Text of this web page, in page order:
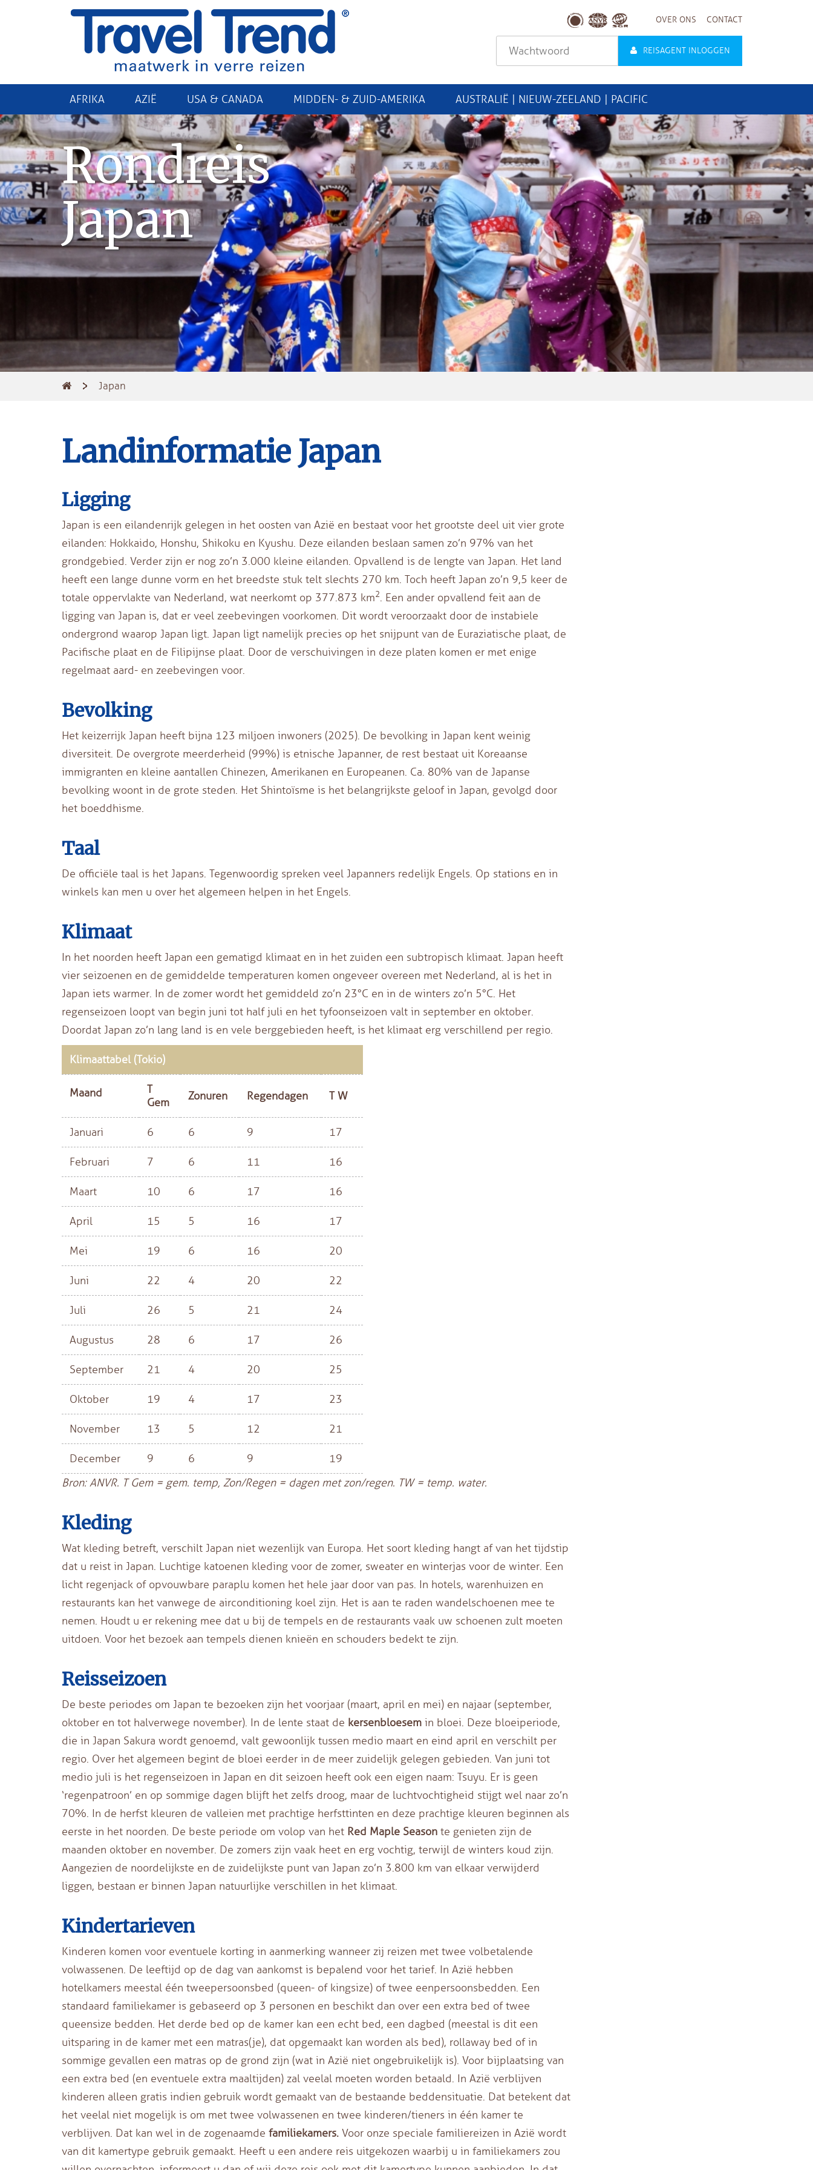
OVER ONS CONTACT
REISAGENT INLOGGEN
AFRIKA AZIË USA & CANADA MIDDEN- & ZUID-AMERIKA AUSTRALIË | NIEUW-ZEELAND | PACIFIC
Rondreis
Japan
Japan
Landinformatie Japan
Ligging
Japan is een eilandenrijk gelegen in het oosten van Azië en bestaat voor het grootste deel uit vier grote
eilanden: Hokkaido, Honshu, Shikoku en Kyushu. Deze eilanden beslaan samen zo’n 97% van het
grondgebied. Verder zijn er nog zo’n 3.000 kleine eilanden. Opvallend is de lengte van Japan. Het land
heeft een lange dunne vorm en het breedste stuk telt slechts 270 km. Toch heeft Japan zo’n 9,5 keer de
totale oppervlakte van Nederland, wat neerkomt op 377.873 km2. Een ander opvallend feit aan de
ligging van Japan is, dat er veel zeebevingen voorkomen. Dit wordt veroorzaakt door de instabiele
ondergrond waarop Japan ligt. Japan ligt namelijk precies op het snijpunt van de Euraziatische plaat, de
Pacifische plaat en de Filipijnse plaat. Door de verschuivingen in deze platen komen er met enige
regelmaat aard- en zeebevingen voor.
Bevolking
Het keizerrijk Japan heeft bijna 123 miljoen inwoners (2025). De bevolking in Japan kent weinig
diversiteit. De overgrote meerderheid (99%) is etnische Japanner, de rest bestaat uit Koreaanse
immigranten en kleine aantallen Chinezen, Amerikanen en Europeanen. Ca. 80% van de Japanse
bevolking woont in de grote steden. Het Shintoïsme is het belangrijkste geloof in Japan, gevolgd door
het boeddhisme.
Taal
De officiële taal is het Japans. Tegenwoordig spreken veel Japanners redelijk Engels. Op stations en in
winkels kan men u over het algemeen helpen in het Engels.
Klimaat
In het noorden heeft Japan een gematigd klimaat en in het zuiden een subtropisch klimaat. Japan heeft
vier seizoenen en de gemiddelde temperaturen komen ongeveer overeen met Nederland, al is het in
Japan iets warmer. In de zomer wordt het gemiddeld zo’n 23°C en in de winters zo’n 5°C. Het
regenseizoen loopt van begin juni tot half juli en het tyfoonseizoen valt in september en oktober.
Doordat Japan zo’n lang land is en vele berggebieden heeft, is het klimaat erg verschillend per regio.
Klimaattabel (Tokio)
Maand
T
Gem
Zonuren Regendagen T W
Januari 6 6 9 17
Februari 7 6 11 16
Maart 10 6 17 16
April 15 5 16 17
Mei 19 6 16 20
Juni 22 4 20 22
Juli 26 5 21 24
Augustus 28 6 17 26
September 21 4 20 25
Oktober 19 4 17 23
November 13 5 12 21
December 9 6 9
19
Bron: ANVR. T Gem = gem. temp, Zon/Regen = dagen met zon/regen. TW = temp. water.
Kleding
Wat kleding betreft, verschilt Japan niet wezenlijk van Europa. Het soort kleding hangt af van het tijdstip
dat u reist in Japan. Luchtige katoenen kleding voor de zomer, sweater en winterjas voor de winter. Een
licht regenjack of opvouwbare paraplu komen het hele jaar door van pas. In hotels, warenhuizen en
restaurants kan het vanwege de airconditioning koel zijn. Het is aan te raden wandelschoenen mee te
nemen. Houdt u er rekening mee dat u bij de tempels en de restaurants vaak uw schoenen zult moeten
uitdoen. Voor het bezoek aan tempels dienen knieën en schouders bedekt te zijn.
Reisseizoen
De beste periodes om Japan te bezoeken zijn het voorjaar (maart, april en mei) en najaar (september,
oktober en tot halverwege november). In de lente staat de kersenbloesem in bloei. Deze bloeiperiode,
die in Japan Sakura wordt genoemd, valt gewoonlijk tussen medio maart en eind april en verschilt per
regio. Over het algemeen begint de bloei eerder in de meer zuidelijk gelegen gebieden. Van juni tot
medio juli is het regenseizoen in Japan en dit seizoen heeft ook een eigen naam: Tsuyu. Er is geen
‘regenpatroon’ en op sommige dagen blijft het zelfs droog, maar de luchtvochtigheid stijgt wel naar zo’n
70%. In de herfst kleuren de valleien met prachtige herfsttinten en deze prachtige kleuren beginnen als
eerste in het noorden. De beste periode om volop van het Red Maple Season te genieten zijn de
maanden oktober en november. De zomers zijn vaak heet en erg vochtig, terwijl de winters koud zijn.
Aangezien de noordelijkste en de zuidelijkste punt van Japan zo’n 3.800 km van elkaar verwijderd
liggen, bestaan er binnen Japan natuurlijke verschillen in het klimaat.
Kindertarieven
Kinderen komen voor eventuele korting in aanmerking wanneer zij reizen met twee volbetalende
volwassenen. De leeftijd op de dag van aankomst is bepalend voor het tarief. In Azië hebben
hotelkamers meestal één tweepersoonsbed (queen- of kingsize) of twee eenpersoonsbedden. Een
standaard familiekamer is gebaseerd op 3 personen en beschikt dan over een extra bed of twee
queensize bedden. Het derde bed op de kamer kan een echt bed, een dagbed (meestal is dit een
uitsparing in de kamer met een matras(je), dat opgemaakt kan worden als bed), rollaway bed of in
sommige gevallen een matras op de grond zijn (wat in Azië niet ongebruikelijk is). Voor bijplaatsing van
een extra bed (en eventuele extra maaltijden) zal veelal moeten worden betaald. In Azië verblijven
kinderen alleen gratis indien gebruik wordt gemaakt van de bestaande beddensituatie. Dat betekent dat
het veelal niet mogelijk is om met twee volwassenen en twee kinderen/tieners in één kamer te
verblijven. Dat kan wel in de zogenaamde familiekamers. Voor onze speciale familiereizen in Azië wordt
van dit kamertype gebruik gemaakt. Heeft u een andere reis uitgekozen waarbij u in familiekamers zou